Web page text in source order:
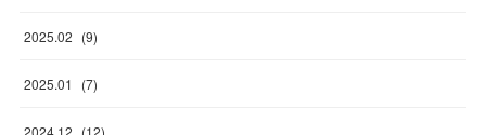
2025.02 (9)
2025.01 (7)
2024.12 (12)